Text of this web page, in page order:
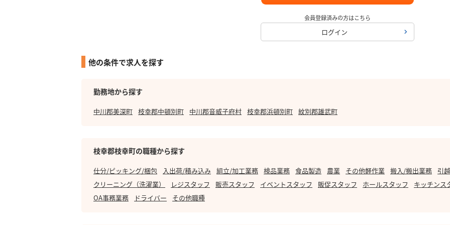
会員登録済みの方はこちら
ログイン
他の条件で求人を探す
勤務地から探す
中川郡美深町 枝幸郡中頓別町 中川郡音威子府村 枝幸郡浜頓別町 紋別郡雄武町
枝幸郡枝幸町の職種から探す
仕分/ピッキング/梱包 入出荷/積み込み 組立/加工業務 検品業務 食品製造 農業 その他軽作業 搬入/搬出業務
引
クリーニング（洗濯業）
レジスタッフ 販売スタッフ イベントスタッフ 販促スタッフ ホールスタッフ
キッチンス
OA事務業務
ドライバー その他職種